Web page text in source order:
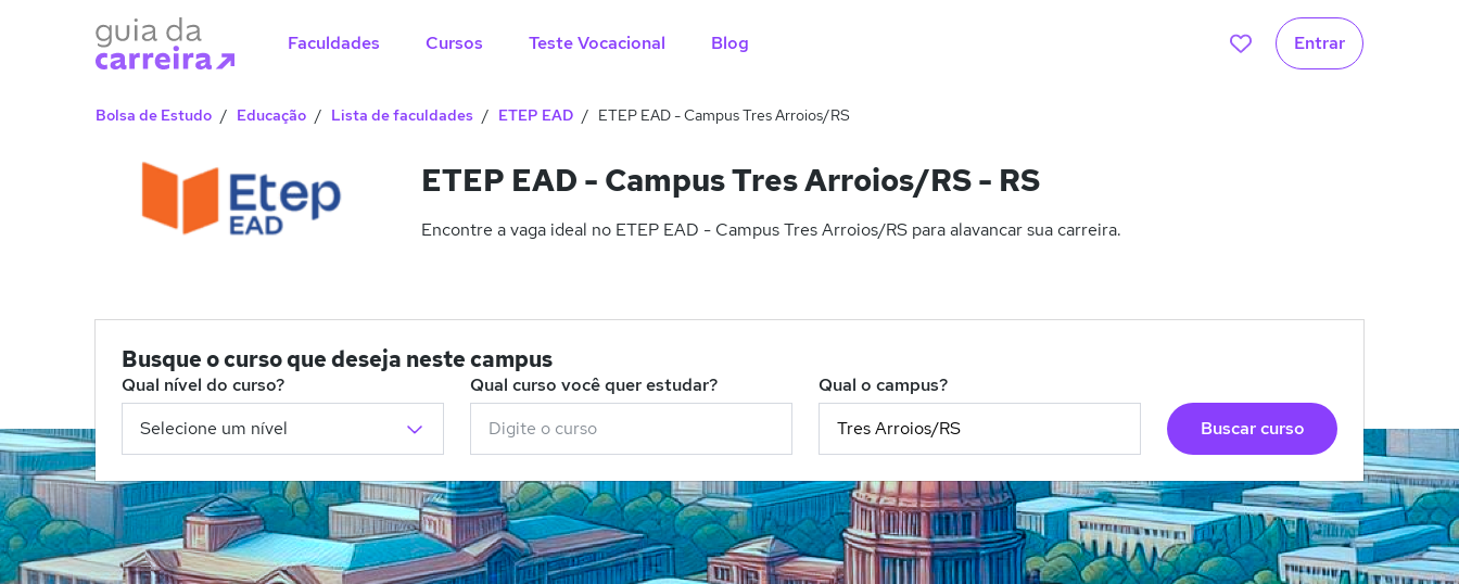
Faculdades Cursos Teste Vocacional Blog Entrar
Bolsa de Estudo Educação Lista de faculdades ETEP EAD ETEP EAD - Campus Tres Arroios/RS
ETEP EAD - Campus Tres Arroios/RS - RS
Encontre a vaga ideal no ETEP EAD - Campus Tres Arroios/RS para alavancar sua carreira.
Busque o curso que deseja neste campus
Qual nível do curso? Qual curso você quer estudar?
Qual o campus?
Buscar curso